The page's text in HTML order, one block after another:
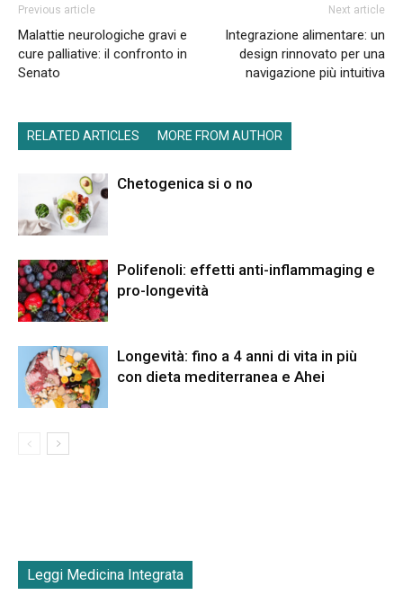
Previous article
Malattie neurologiche gravi e
cure palliative: il confronto in
Senato
Next article
Integrazione alimentare: un
design rinnovato per una
navigazione più intuitiva
RELATED ARTICLES MORE FROM AUTHOR
Chetogenica si o no
Polifenoli: effetti anti-inflammaging e
pro-longevità
Longevità: fino a 4 anni di vita in più
con dieta mediterranea e Ahei
Leggi Medicina Integrata